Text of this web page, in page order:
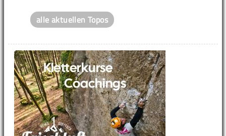
alle aktuellen Topos